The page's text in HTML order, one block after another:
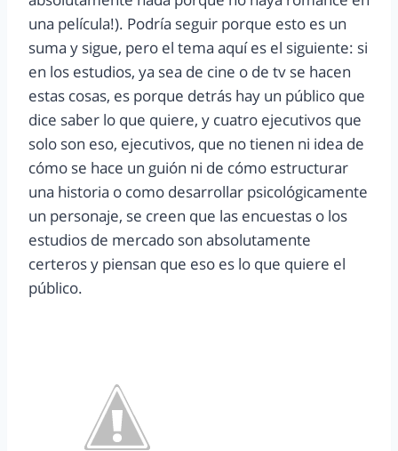
una película!). Podría seguir porque esto es un
suma y sigue, pero el tema aquí es el siguiente: si
en los estudios, ya sea de cine o de tv se hacen
estas cosas, es porque detrás hay un público que
dice saber lo que quiere, y cuatro ejecutivos que
solo son eso, ejecutivos, que no tienen ni idea de
cómo se hace un guión ni de cómo estructurar
una historia o como desarrollar psicológicamente
un personaje, se creen que las encuestas o los
estudios de mercado son absolutamente
certeros y piensan que eso es lo que quiere el
público.